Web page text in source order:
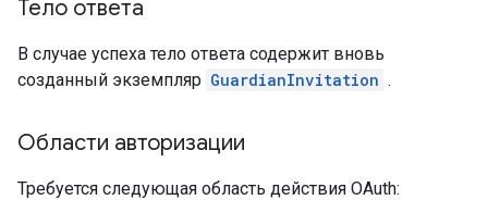
Тело ответа
В случае успеха тело ответа содержит вновь
созданный экземпляр GuardianInvitation .
Области авторизации
Требуется следующая область действия OAuth: